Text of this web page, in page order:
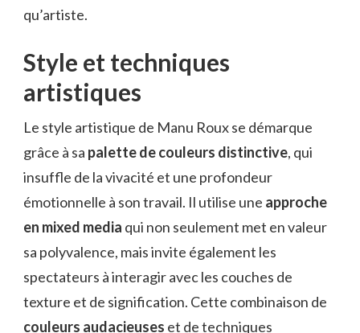
qu’artiste.
Style et techniques
artistiques
Le style artistique de Manu Roux se démarque
grâce à sa palette de couleurs distinctive, qui
insuffle de la vivacité et une profondeur
émotionnelle à son travail. Il utilise une approche
en mixed media qui non seulement met en valeur
sa polyvalence, mais invite également les
spectateurs à interagir avec les couches de
texture et de signification. Cette combinaison de
couleurs audacieuses et de techniques